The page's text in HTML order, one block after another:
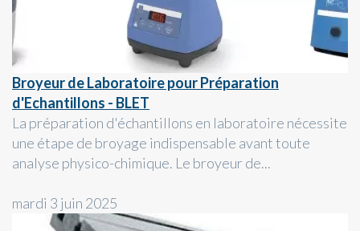
Broyeur de Laboratoire pour Préparation
d'Echantillons - BLET
La préparation d'échantillons en laboratoire nécessite
une étape de broyage indispensable avant toute
analyse physico-chimique. Le broyeur de...
mardi 3 juin 2025